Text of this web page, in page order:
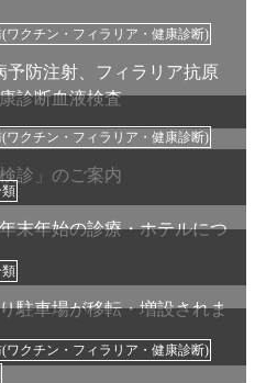
ワクチン・フィラリア・健康診断)
予防注射、フィラリア抗原
診断血液検査
ワクチン・フィラリア・健康診断)
診」のご案内
末年始の診療・ホテルにつ
駐車場が移転・増設されま
ワクチン・フィラリア・健康診断)